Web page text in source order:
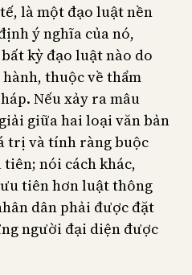
là một đạo luật nền
ý nghĩa của nó,
kỳ đạo luật nào do
thuộc về thẩm
Nếu xảy ra mâu
giữa hai loại văn bản
trị và tính ràng buộc
nói cách khác,
tiên hơn luật thông
dân phải được đặt
người đại diện được